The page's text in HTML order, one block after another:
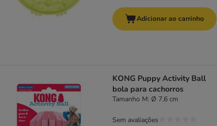
Adicionar ao carrinho
KONG Puppy Activity Ball
bola para cachorros
Tamanho M: Ø 7,6 cm
Sem avaliações